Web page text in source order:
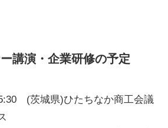
講演・企業研修の予定
(茨城県)ひたちなか商工会議